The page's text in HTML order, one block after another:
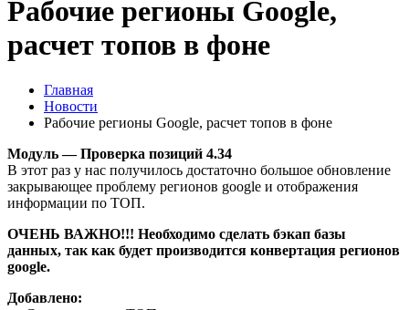
Рабочие регионы Google,
расчет топов в фоне
Главная
Новости
Рабочие регионы Google, расчет топов в фоне
Модуль — Проверка позиций 4.34
В этот раз у нас получилось достаточно большое обновление
закрывающее проблему регионов google и отображения
информации по ТОП.
ОЧЕНЬ ВАЖНО!!! Необходимо сделать бэкап базы
данных, так как будет производится конвертация регионов
google.
Добавлено: